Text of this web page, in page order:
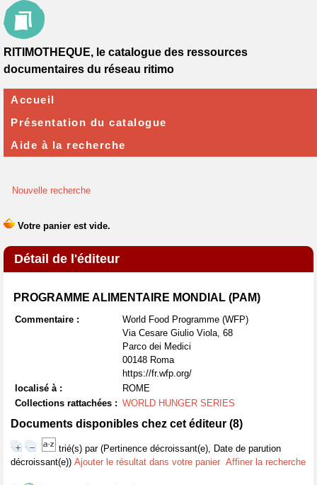
Nouvelle recherche
Détail de l'éditeur
PROGRAMME ALIMENTAIRE MONDIAL (PAM)
Commentaire :
World Food Programme (WFP)
Via Cesare Giulio Viola, 68
Parco dei Medici
00148 Roma
https://fr.wfp.org/
localisé à :
ROME
Collections rattachées : WORLD HUNGER SERIES
Documents disponibles chez cet éditeur (8)
trié(s) par (Pertinence décroissant(e), Date de parution
décroissant(e)) Ajouter le résultat dans votre panier Affiner la recherche
RITIMOTHEQUE, le catalogue des ressources
documentaires du réseau ritimo
Accueil
Présentation du catalogue
Aide à la recherche